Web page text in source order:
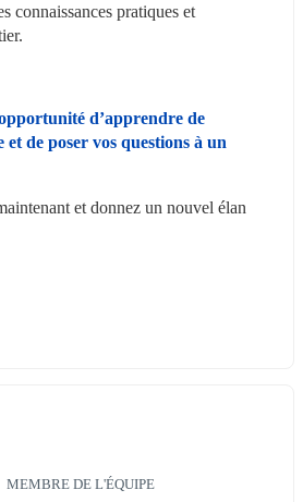
connaissances pratiques et
d’apprendre de
de poser vos questions à un
et donnez un nouvel élan
MEMBRE DE L'ÉQUIPE